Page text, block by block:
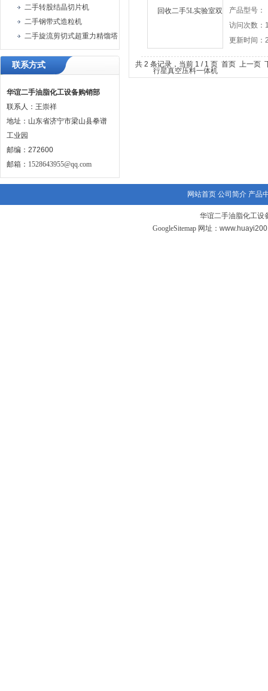
二手转股结晶切片机
二手钢带式造粒机
二手旋流剪切式超重力精馏塔
联系方式
华谊二手油脂化工设备购销部
联系人：王崇祥
地址：山东省济宁市梁山县拳谱
工业园
邮编：272600
邮箱： 1528643955@qq.com
产品型号：
访问次数：
更新时间：
共 2 条记录，当前 1 / 1 页 首页 上一页
网站首页 公司简介 产品
华谊二手油脂化工设
GoogleSitemap 网址：